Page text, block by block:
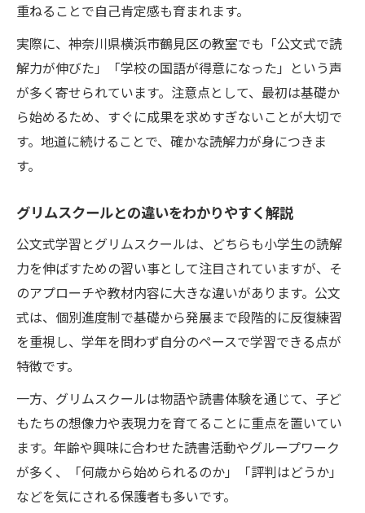
重ねることで自己肯定感も育まれます。
実際に、神奈川県横浜市鶴見区の教室でも「公文式で読
解力が伸びた」「学校の国語が得意になった」という声
が多く寄せられています。注意点として、最初は基礎か
ら始めるため、すぐに成果を求めすぎないことが大切で
す。地道に続けることで、確かな読解力が身につきま
す。
グリムスクールとの違いをわかりやすく解説
公文式学習とグリムスクールは、どちらも小学生の読解
力を伸ばすための習い事として注目されていますが、そ
のアプローチや教材内容に大きな違いがあります。公文
式は、個別進度制で基礎から発展まで段階的に反復練習
を重視し、学年を問わず自分のペースで学習できる点が
特徴です。
一方、グリムスクールは物語や読書体験を通じて、子ど
もたちの想像力や表現力を育てることに重点を置いてい
ます。年齢や興味に合わせた読書活動やグループワーク
が多く、「何歳から始められるのか」「評判はどうか」
などを気にされる保護者も多いです。